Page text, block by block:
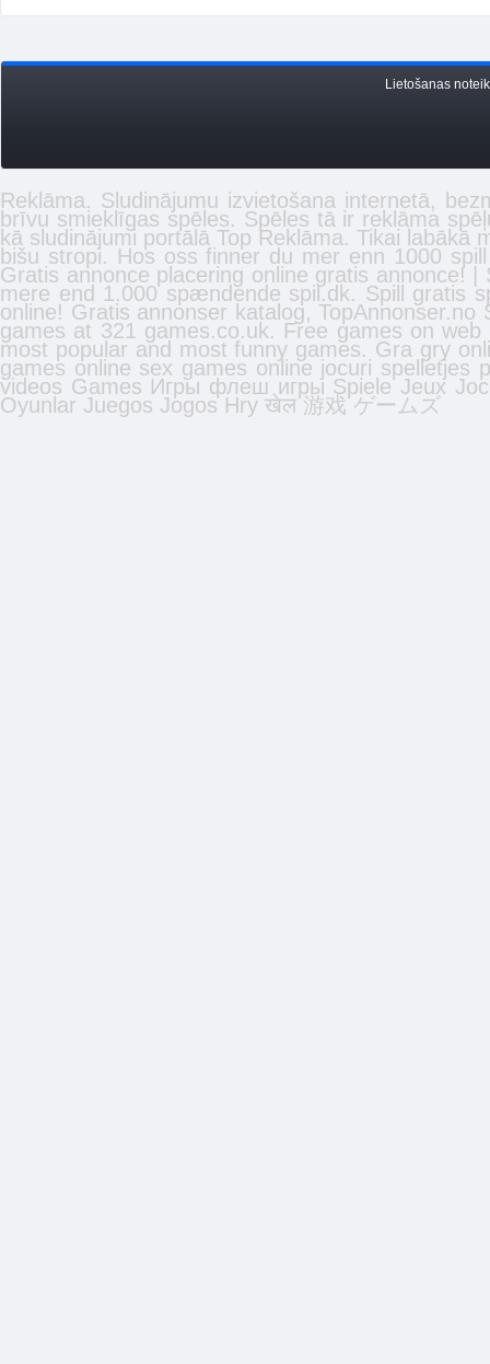
Lietošanas
Reklāma. Sludinājumu izvietošana internetā,
brīvu smieklīgas spēles. Spēles tā ir reklāma
kā sludinājumi portālā Top Reklāma. Tikai labākā
bišu stropi. Hos oss finner du mer enn 1000
Gratis annonce placering online gratis annonce!
mere end 1.000 spændende spil.dk. Spill gratis
online! Gratis annonser katalog,
games at 321 games.co.uk. Free games on web
most popular and most funny games. Gra gry
games online sex games online jocuri spelletjes
videos Games Игры флеш игры Spiele Jeux
Oyunlar Juegos Jogos Hry खेल 游戏 ゲームズ